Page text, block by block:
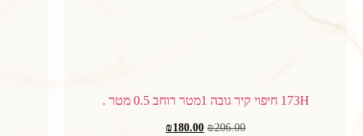
173H חיפוי קיר גובה 1מטר רוחב 0.5 מטר .
₪206.00
₪180.00